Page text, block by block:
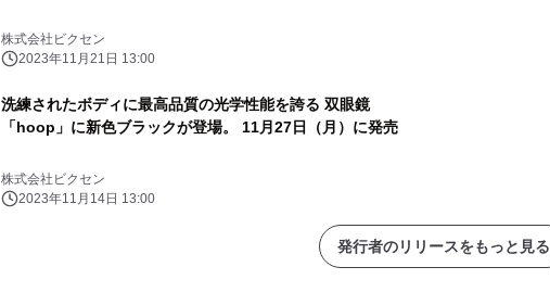
株式会社ビクセン
2023年11月21日 13:00
洗練されたボディに最高品質の光学性能を誇る 双眼鏡
「hoop」に新色ブラックが登場。 11月27日（月）に発売
株式会社ビクセン
2023年11月14日 13:00
発行者のリリースをもっと見る